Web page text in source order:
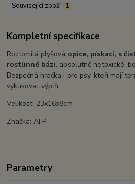
Související zboží 1
Kompletní specifikace
Roztomilá plyšová opice, pískací, s
rostlinné bázi, absolutně netoxické,
Bezpečná hračka i pro psy, kteří mají
vykusovat výplň.
Velikost: 23x16x8cm
Značka: AFP
Parametry